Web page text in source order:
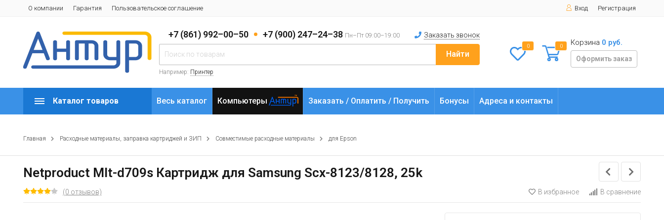
О компании Гарантия Пользовательское соглашение Вход Регистрация
+7 (861) 992–00–50 +7 (900) 247–24–38 Пн–Пт 09:00–19:00 Заказать звонок
Найти
Например: Принтер
0 0 Корзина 0 руб.
Оформить заказ
Каталог товаров Весь каталог Компьютеры Заказать / Оплатить / Получить Бонусы Адреса и контакты
Главная Расходные материалы, заправка картриджей и ЗИП Совместимые расходные материалы для Epson
Netproduct Mlt-d709s Картридж для Samsung Scx-8123/8128, 25k
(0 отзывов) В избранное В сравнение